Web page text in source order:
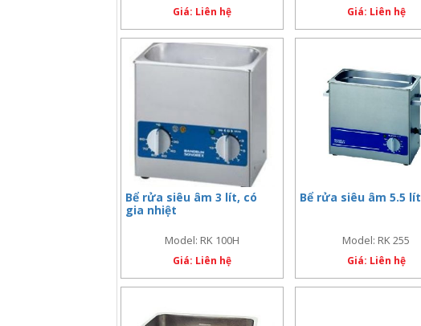
Giá: Liên hệ Giá: Liên hệ
Bể rửa siêu âm 3 lít, có
gia nhiệt
Model: RK 100H
Giá: Liên hệ
Bể rửa siêu âm 5.5 lít
Model: RK 255
Giá: Liên hệ